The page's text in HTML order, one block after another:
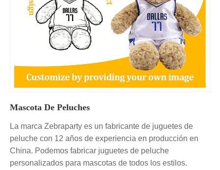
Mascota De Peluches
La marca Zebraparty es un fabricante de juguetes de
peluche con 12 años de experiencia en producción en
China. Podemos fabricar juguetes de peluche
personalizados para mascotas de todos los estilos.